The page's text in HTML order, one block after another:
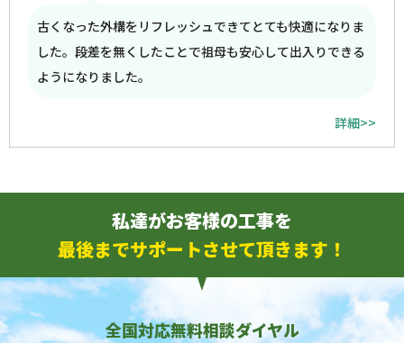
古くなった外構をリフレッシュできてとても快適になりま
した。段差を無くしたことで祖母も安心して出入りできる
ようになりました。
詳細>>
私達がお客様の工事を
最後までサポートさせて頂きます！
全国対応無料相談ダイヤル